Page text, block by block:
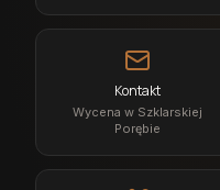
Kontakt
Wycena w Szklarskiej
Porębie